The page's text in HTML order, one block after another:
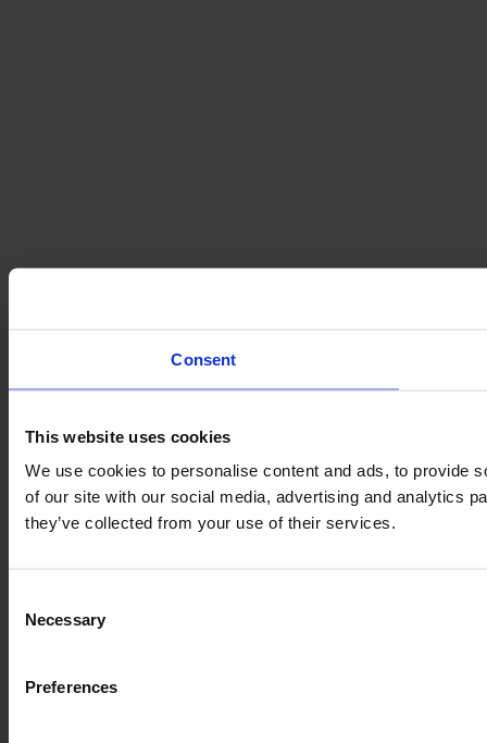
Consent
This website uses cookies
We use cookies to personalise content and ads, to provide
of our site with our social media, advertising and analytics
they’ve collected from your use of their services.
Selection
Necessary
Preferences